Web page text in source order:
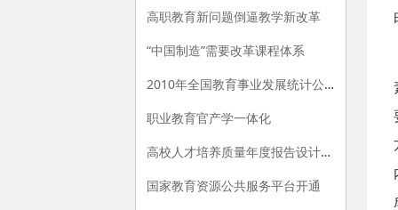
高职教育新问题倒逼教学新改革
“中国制造”需要改革课程体系
2010年全国教育事业发展统计公报
职业教育官产学一体化
高校人才培养质量年度报告设计建议
国家教育资源公共服务平台开通